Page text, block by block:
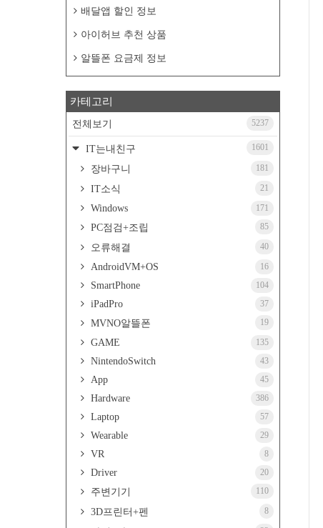
배달앱 할인 정보
아이허브 추천 상품
알뜰폰 요금제 정보
카테고리
전체보기 5237
IT는내친구 1601
장바구니 181
IT소식 21
Windows 171
PC점검+조립 85
오류해결 40
AndroidVM+OS 16
SmartPhone 104
iPadPro 37
MVNO알뜰폰 19
GAME 135
NintendoSwitch 43
App 45
Hardware 386
Laptop 57
Wearable 29
VR 8
Driver 20
주변기기 110
3D프린터+펜 8